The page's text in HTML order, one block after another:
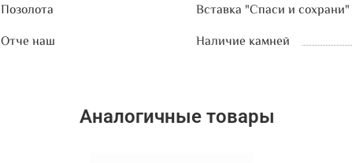
Позолота Вставка "Спаси и сохрани"
Отче наш Наличие камней
Аналогичные товары